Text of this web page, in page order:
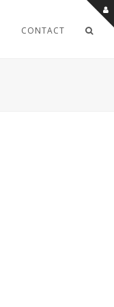
CONTACT